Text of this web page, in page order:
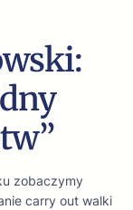
zobaczymy
carry out walki